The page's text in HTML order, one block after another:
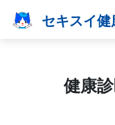
セキスイ
健康